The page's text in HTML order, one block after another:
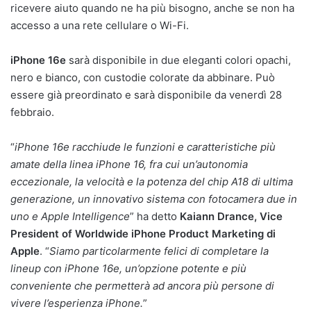
ricevere aiuto quando ne ha più bisogno, anche se non ha
accesso a una rete cellulare o Wi-Fi.
iPhone 16e sarà disponibile in due eleganti colori opachi,
nero e bianco, con custodie colorate da abbinare. Può
essere già preordinato e sarà disponibile da venerdì 28
febbraio.
“iPhone 16e racchiude le funzioni e caratteristiche più
amate della linea iPhone 16, fra cui un’autonomia
eccezionale, la velocità e la potenza del chip A18 di ultima
generazione, un innovativo sistema con fotocamera due in
uno e Apple Intelligence” ha detto Kaiann Drance, Vice
President of Worldwide iPhone Product Marketing di
Apple. “Siamo particolarmente felici di completare la
lineup con iPhone 16e, un’opzione potente e più
conveniente che permetterà ad ancora più persone di
vivere l’esperienza iPhone.”